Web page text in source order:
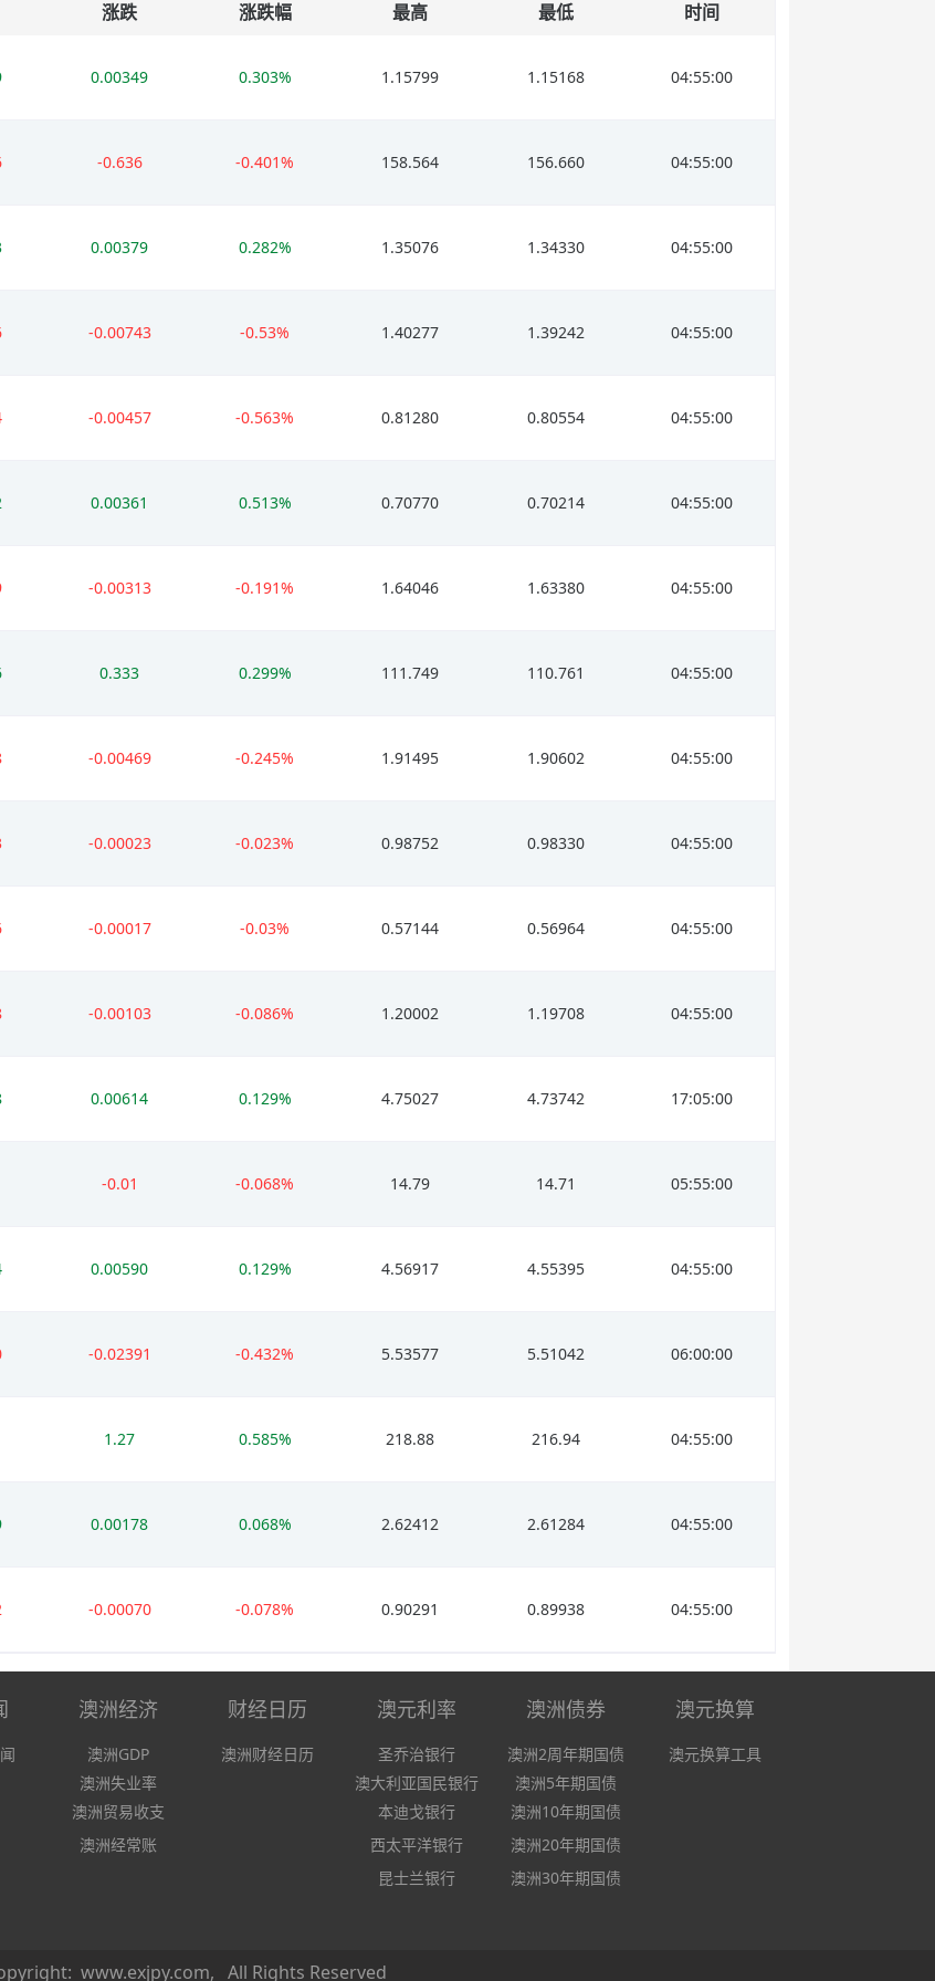
涨跌 涨跌幅 最高 最低 时间
0.00349 0.303% 1.15799 1.15168 04:55:00
-0.636 -0.401% 158.564 156.660 04:55:00
0.00379 0.282% 1.35076 1.34330 04:55:00
-0.00743 -0.53% 1.40277 1.39242 04:55:00
-0.00457 -0.563% 0.81280 0.80554 04:55:00
0.00361 0.513% 0.70770 0.70214 04:55:00
-0.00313 -0.191% 1.64046 1.63380 04:55:00
0.333 0.299% 111.749 110.761 04:55:00
-0.00469 -0.245% 1.91495 1.90602 04:55:00
-0.00023 -0.023% 0.98752 0.98330 04:55:00
-0.00017 -0.03% 0.57144 0.56964 04:55:00
-0.00103 -0.086% 1.20002 1.19708 04:55:00
0.00614 0.129% 4.75027 4.73742 17:05:00
-0.01 -0.068% 14.79 14.71 05:55:00
0.00590 0.129% 4.56917 4.55395 04:55:00
-0.02391 -0.432% 5.53577 5.51042 06:00:00
1.27 0.585% 218.88 216.94 04:55:00
0.00178 0.068% 2.62412 2.61284 04:55:00
-0.00070 -0.078% 0.90291 0.89938 04:55:00
澳洲经济 财经日历 澳元利率 澳洲债券 澳元换算
澳洲GDP 澳洲财经日历 圣乔治银行 澳洲2周年期国债
澳元换算工具
澳洲失业率 澳大利亚国民银行
澳洲5年期国债
澳洲贸易收支 本迪戈银行
澳洲10年期国债
澳洲经常账 西太平洋银行
澳洲20年期国债
昆士兰银行
澳洲30年期国债
www.exjpy.com, All Rights Reserved